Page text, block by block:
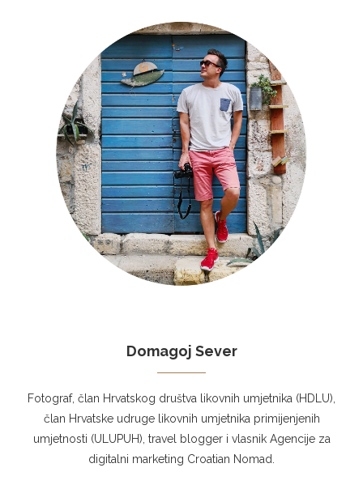
Domagoj Sever
Fotograf, član Hrvatskog društva likovnih umjetnika (HDLU),
član Hrvatske udruge likovnih umjetnika primijenjenih
umjetnosti (ULUPUH), travel blogger i vlasnik Agencije za
digitalni marketing Croatian Nomad.